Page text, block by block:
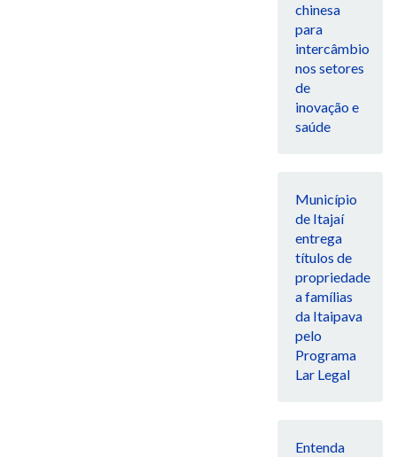
chinesa
para
intercâmbio
nos setores
de
inovação e
saúde
Município
de Itajaí
entrega
títulos de
propriedade
a famílias
da Itaipava
pelo
Programa
Lar Legal
Entenda